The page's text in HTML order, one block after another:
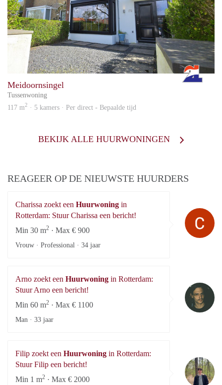
Meidoornsingel
Tussenwoning
117 m2 · 5 kamers · Per direct - Bepaalde tijd
BEKIJK ALLE HUURWONINGEN
REAGEER OP DE NIEUWSTE HUURDERS
Charissa zoekt een Huurwoning in
Rotterdam: Stuur Charissa een bericht!
Min 30 m2 · Max € 900
Vrouw · Professional · 34 jaar
Arno zoekt een Huurwoning in Rotterdam:
Stuur Arno een bericht!
Min 60 m2 · Max € 1100
Man · 33 jaar
Filip zoekt een Huurwoning in Rotterdam:
Stuur Filip een bericht!
Min 1 m2 · Max € 2000